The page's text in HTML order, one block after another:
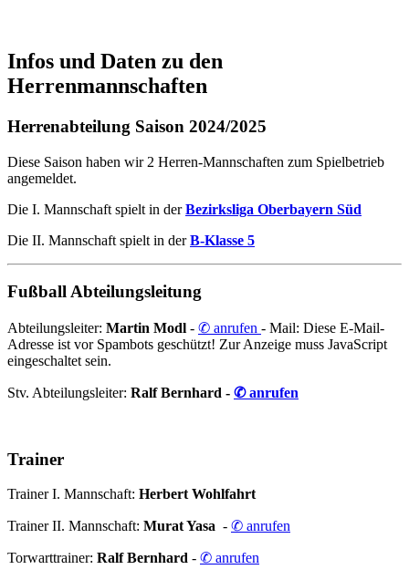
Infos und Daten zu den
Herrenmannschaften
Herrenabteilung Saison 2024/2025
Diese Saison haben wir 2 Herren-Mannschaften zum Spielbetrieb
angemeldet.
Die I. Mannschaft spielt in derBezirksliga Oberbayern Süd
Die II. Mannschaft spielt in derB-Klasse 5
Fußball Abteilungsleitung
Abteilungsleiter: Martin Modl - ✆ anrufen - Mail: Diese E-Mail-
Adresse ist vor Spambots geschützt! Zur Anzeige muss JavaScript
eingeschaltet sein.
Stv. Abteilungsleiter: Ralf Bernhard - ✆ anrufen
Trainer
Trainer I. Mannschaft: Herbert Wohlfahrt
Trainer II. Mannschaft: Murat Yasa - ✆ anrufen
Torwarttrainer: Ralf Bernhard - ✆ anrufen